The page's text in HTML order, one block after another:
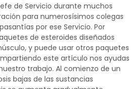
de Servicio durante muchos
para numerosísimos colegas
por ese Servicio. Por
de esteroides diseñados
y puede usar otros paquetes
este artículo nos ayudas
trabajo. Al comienzo de un
bajas de las sustancias